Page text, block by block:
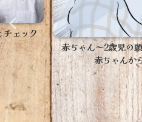
ェック
赤ちゃん～2歳児の
赤ちゃんか